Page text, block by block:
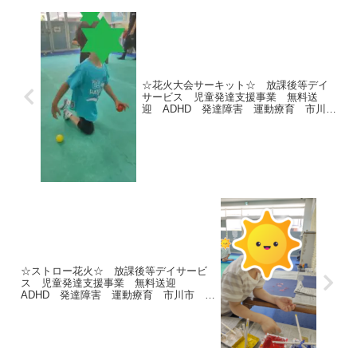
☆花火大会サーキット☆ 放課後等デイ
サービス 児童発達支援事業 無料送
迎 ADHD 発達障害 運動療育 市川
☆ストロー花火☆ 放課後等デイサービ
ス 児童発達支援事業 無料送迎
ADHD 発達障害 運動療育 市川市 船